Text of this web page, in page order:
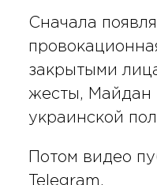
Сначала
закрытыми
жесты, Майдан
украинской
Потом видео
Telegram.